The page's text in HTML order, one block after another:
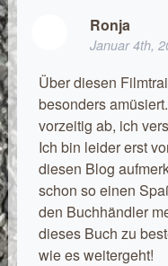
Ronja
Januar 4th,
Über diesen
besonders
vorzeitig ab, ich
Ich bin leider erst
diesen Blog
schon so einen
den Buchhändler
dieses Buch zu
wie es weitergeht!